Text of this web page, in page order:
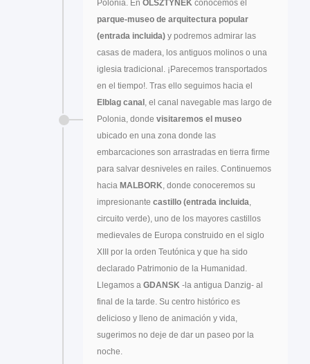
Polonia. En OLSZTYNEK conocemos el
parque-museo de arquitectura popular
(entrada incluida) y podremos admirar las
casas de madera, los antiguos molinos o una
iglesia tradicional. ¡Parecemos transportados
en el tiempo!. Tras ello seguimos hacia el
Elblag canal , el canal navegable mas largo de
Polonia, donde visitaremos el museo
ubicado en una zona donde las
embarcaciones son arrastradas en tierra firme
para salvar desniveles en railes. Continuemos
hacia MALBORK , donde conoceremos su
impresionante castillo (entrada incluida
circuito verde), uno de los mayores castillos
medievales de Europa construido en el siglo
XIII por la orden Teutónica y que ha sido
declarado Patrimonio de la Humanidad.
Llegamos a GDANSK -la antigua Danzig- al
final de la tarde. Su centro histórico es
delicioso y lleno de animación y vida,
sugerimos no deje de dar un paseo por la
noche.